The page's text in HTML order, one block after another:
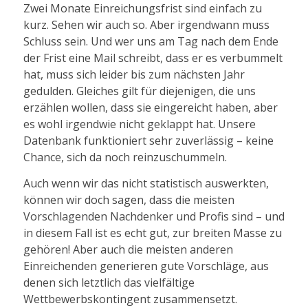
Zwei Monate Einreichungsfrist sind einfach zu
kurz. Sehen wir auch so. Aber irgendwann muss
Schluss sein. Und wer uns am Tag nach dem Ende
der Frist eine Mail schreibt, dass er es verbummelt
hat, muss sich leider bis zum nächsten Jahr
gedulden. Gleiches gilt für diejenigen, die uns
erzählen wollen, dass sie eingereicht haben, aber
es wohl irgendwie nicht geklappt hat. Unsere
Datenbank funktioniert sehr zuverlässig – keine
Chance, sich da noch reinzuschummeln.
Auch wenn wir das nicht statistisch auswerkten,
können wir doch sagen, dass die meisten
Vorschlagenden Nachdenker und Profis sind – und
in diesem Fall ist es echt gut, zur breiten Masse zu
gehören! Aber auch die meisten anderen
Einreichenden generieren gute Vorschläge, aus
denen sich letztlich das vielfältige
Wettbewerbskontingent zusammensetzt.